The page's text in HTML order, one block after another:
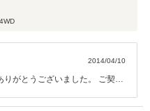
のペースで検討出来ました。 ド
て横柄な対応だったり、相談しに
の為、アフター
2014/04/10
がとうございました。 ご契約
価をいただきましたことを深く